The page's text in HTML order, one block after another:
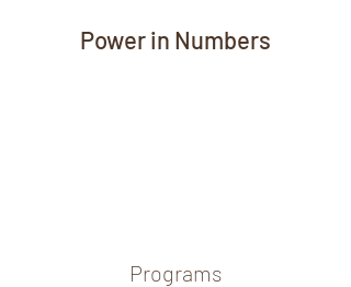
Power in Numbers
Programs